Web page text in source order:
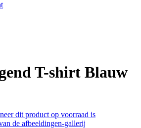
T-shirt Blauw
dit product op voorraad is
de afbeeldingen-gallerij